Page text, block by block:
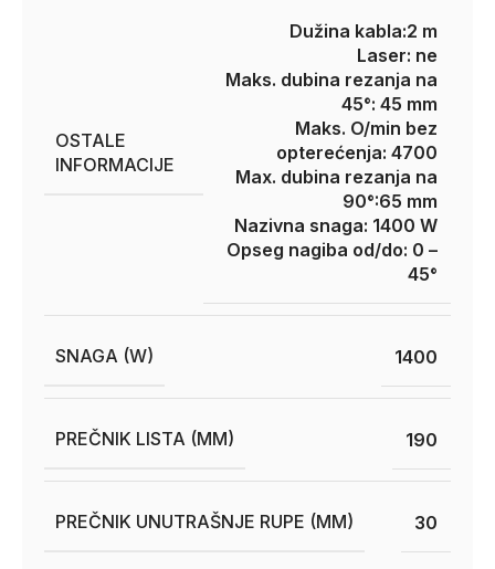
OSTALE
INFORMACIJE
Dužina kabla:2 m
Laser: ne
Maks. dubina rezanja na
45°: 45 mm
Maks. O/min bez
opterećenja: 4700
Max. dubina rezanja na
90°:65 mm
Nazivna snaga: 1400 W
Opseg nagiba od/do: 0 –
45°
SNAGA (W) 1400
PREČNIK LISTA (MM) 190
PREČNIK UNUTRAŠNJE RUPE (MM) 30